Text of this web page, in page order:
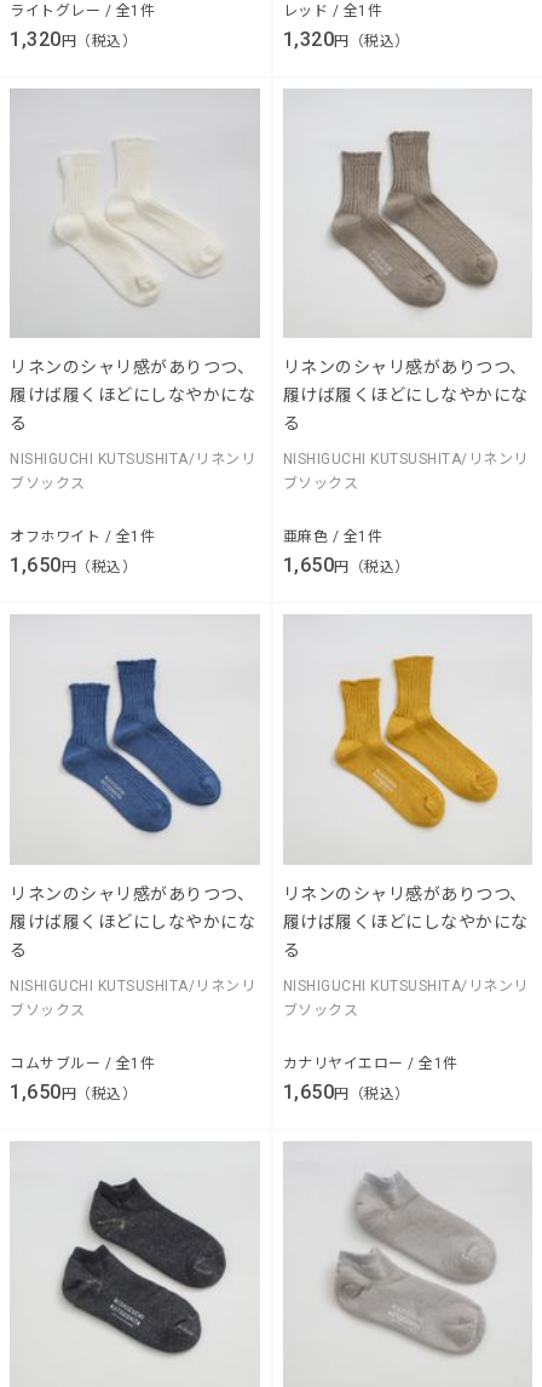
ライトグレー / 全1件
1,320円（税込）
レッド / 全1件
1,320円（税込）
リネンのシャリ感がありつつ、
履けば履くほどにしなやかにな
る
NISHIGUCHI KUTSUSHITA/リネンリ
ブソックス
オフホワイト / 全1件
1,650 円（税込）
リネンのシャリ感がありつつ、
履けば履くほどにしなやかにな
る
NISHIGUCHI KUTSUSHITA/リネンリ
ブソックス
亜麻色 / 全1件
1,650円（税込）
リネンのシャリ感がありつつ、
履けば履くほどにしなやかにな
る
NISHIGUCHI KUTSUSHITA/リネンリ
ブソックス
コムサブルー / 全1件
1,650円（税込）
リネンのシャリ感がありつつ、
履けば履くほどにしなやかにな
る
NISHIGUCHI KUTSUSHITA/リネンリ
ブソックス
カナリヤイエロー / 全1件
1,650円（税込）